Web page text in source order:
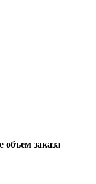
объем заказа